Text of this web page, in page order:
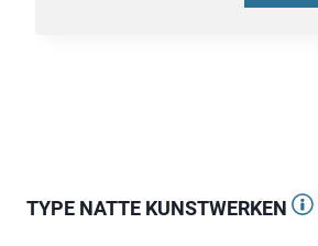
TYPE NATTE KUNSTWERKEN